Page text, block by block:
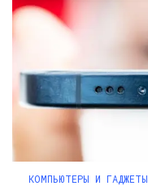
КОМПЬЮТЕРЫ И ГАДЖЕТЫ